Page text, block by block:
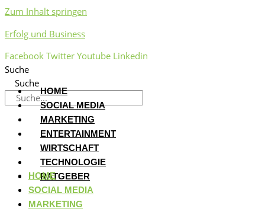
Zum Inhalt springen
Erfolg und Business
Facebook Twitter Youtube Linkedin
Suche
Suche
HOME
SOCIAL MEDIA
MARKETING
ENTERTAINMENT
WIRTSCHAFT
TECHNOLOGIE
RATGEBER
HOME
SOCIAL MEDIA
MARKETING